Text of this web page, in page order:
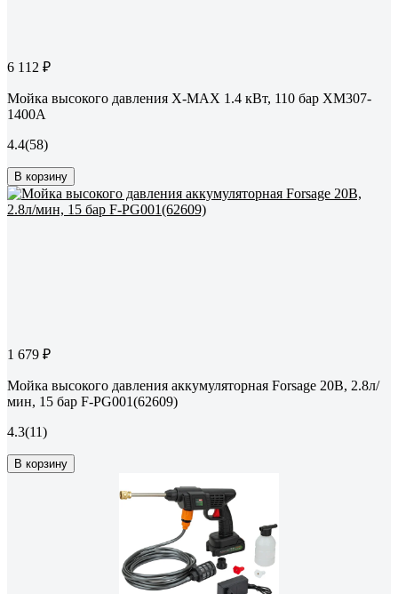
6 112 ₽
Мойка высокого давления X-MAX 1.4 кВт, 110 бар XM307-
1400A
4.4(58)
В корзину
1 679 ₽
Мойка высокого давления аккумуляторная Forsage 20В, 2.8л/
мин, 15 бар F-PG001(62609)
4.3(11)
В корзину